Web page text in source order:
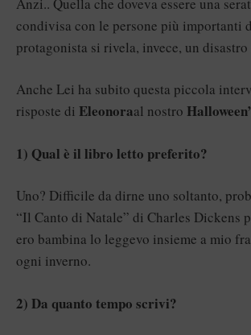
condivisa con le persone più importanti
protagonista si rivela, invece, un
Anche Lei ha subito questa piccola
risposte di Eleonoraal nostro
1) Qual è il libro letto preferito?
Uno? Difficile da dirne uno soltanto,
“Il Canto di Natale” di Charles Dickens
ero bambina lo leggevo insieme a mio
ogni inverno.
2) Da quanto tempo scrivi?